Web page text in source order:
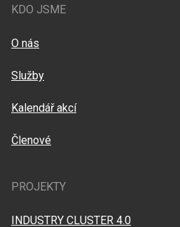
KDO JSME
O nás
Služby
Kalendář akcí
Členové
PROJEKTY
INDUSTRY CLUSTER 4.0